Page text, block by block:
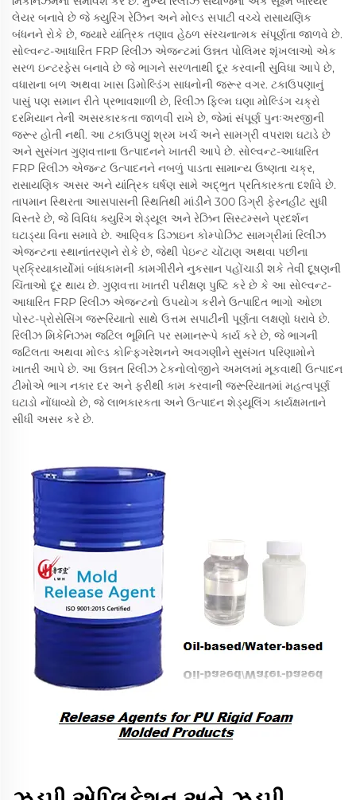
લેયર બનાવે છે જે ક્યુરિંગ રેઝિન અને મોલ્ડ સપાટી વચ્ચે રાસાયણિક
બંધનને રોકે છે, જ્યારે યાંત્રિક તણાવ હેઠળ સંરચનાત્મક સંપૂર્ણતા જાળવે છે.
સોલ્વન્ટ-આધારિત FRP રિલીઝ એજન્ટમાં ઉન્નત પોલિમર શૃંખલાઓ એક
સરળ ઇન્ટરફેસ બનાવે છે જે ભાગને સરળતાથી દૂર કરવાની સુવિધા આપે છે,
વધારાના બળ અથવા ખાસ ડિમોલ્ડિંગ સાધનોની જરૂર વગર. ટકાઉપણાનું
પાસું પણ સમાન રીતે પ્રભાવશાળી છે, રિલીઝ ફિલ્મ ઘણા મોલ્ડિંગ ચક્રો
દરમિયાન તેની અસરકારકતા જાળવી રાખે છે, જેમાં સંપૂર્ણ પુનઃઅરજીની
જરૂર હોતી નથી. આ ટકાઉપણું શ્રમ ખર્ચ અને સામગ્રી વપરાશ ઘટાડે છે
અને સુસંગત ગુણવત્તાના ઉત્પાદનને ખાતરી આપે છે. સોલ્વન્ટ-આધારિત
FRP રિલીઝ એજન્ટ ઉત્પાદનને નબળું પાડતા સામાન્ય ઉષ્ણતા ચક્ર,
રાસાયણિક અસર અને યાંત્રિક ઘર્ષણ સામે અદ્ભુત પ્રતિકારકતા દર્શાવે છે.
તાપમાન સ્થિરતા આસપાસની સ્થિતિથી માંડીને 300 ડિગ્રી ફેરનહીટ સુધી
વિસ્તરે છે, જે વિવિધ ક્યુરિંગ શેડ્યૂલ અને રેઝિન સિસ્ટમ્સને પ્રદર્શન
ઘટાડ્યા વિના સમાવે છે. આણ્વિક ડિઝાઇન કોમ્પોઝિટ સામગ્રીમાં રિલીઝ
એજન્ટના સ્થાનાંતરણને રોકે છે, જેથી પેઇન્ટ ચોંટાણ અથવા પછીના
પ્રક્રિયાકાર્યોમાં બાંધકામની કામગીરીને નુકસાન પહોંચાડી શકે તેવી દૂષણની
ચિંતાઓ દૂર થાય છે. ગુણવત્તા ખાતરી પરીક્ષણ પુષ્ટિ કરે છે કે આ સોલ્વન્ટ-
આધારિત FRP રિલીઝ એજન્ટનો ઉપયોગ કરીને ઉત્પાદિત ભાગો ઓછા
પોસ્ટ-પ્રોસેસિંગ જરૂરિયાતો સાથે ઉત્તમ સપાટીની પૂર્ણતા લક્ષણો ધરાવે છે.
રિલીઝ મિકેનિઝમ જટિલ ભૂમિતિ પર સમાનરૂપે કાર્ય કરે છે, જે ભાગની
જટિલતા અથવા મોલ્ડ કોન્ફિગરેશનને અવગણીને સુસંગત પરિણામોને
ખાતરી આપે છે. આ ઉન્નત રિલીઝ ટેકનોલોજીને અમલમાં મૂકવાથી ઉત્પાદન
ટીમોએ ભાગ નકાર દર અને ફરીથી કામ કરવાની જરૂરિયાતમાં મહત્વપૂર્ણ
ઘટાડો નોંધાવ્યો છે, જે લાભકારકતા અને ઉત્પાદન શેડ્યૂલિંગ કાર્યક્ષમતાને
સીધી અસર કરે છે.